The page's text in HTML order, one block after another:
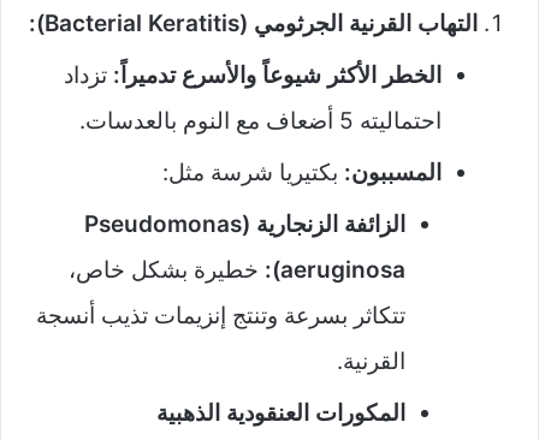
التهاب القرنية الجرثومي (Bacterial Keratitis):
الخطر الأكثر شيوعاً والأسرع تدميراً: تزداد
احتماليته 5 أضعاف مع النوم بالعدسات.
المسببون: بكتيريا شرسة مثل:
الزائفة الزنجارية (Pseudomonas
aeruginosa):
خطيرة بشكل خاص،
تتكاثر بسرعة وتنتج إنزيمات تذيب أنسجة
القرنية.
المكورات العنقودية الذهبية